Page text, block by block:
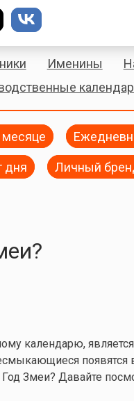
Именины
месяце
дня Личный
календарю,
появятся
Змеи? Давайте